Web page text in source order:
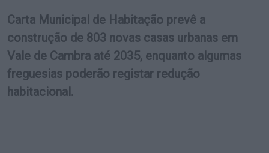
Carta Municipal de Habitação prevê a
construção de 803 novas casas urbanas em
Vale de Cambra até 2035, enquanto algumas
freguesias poderão registar redução
habitacional.